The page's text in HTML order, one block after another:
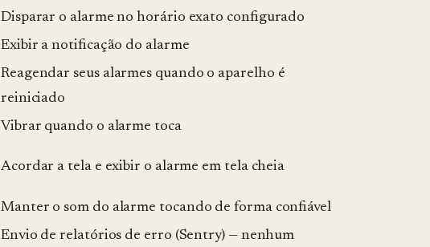
Disparar o alarme no horário exato configurado
Exibir a notificação do alarme
Reagendar seus alarmes quando o aparelho é
reiniciado
Vibrar quando o alarme toca
Acordar a tela e exibir o alarme em tela cheia
Manter o som do alarme tocando de forma confiável
Envio de relatórios de erro (Sentry) — nenhum